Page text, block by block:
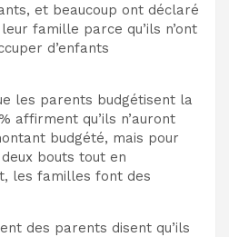
et beaucoup ont déclaré
famille parce qu’ils n’ont
d’enfants
les parents budgétisent la
affirment qu’ils n’auront
budgété, mais pour
bouts tout en
les familles font des
des parents disent qu’ils